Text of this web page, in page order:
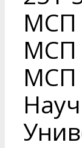
МСП
МСП
МСП